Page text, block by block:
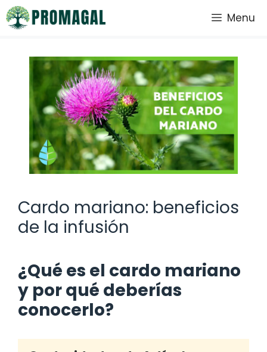
Saltar
al
Menu
Cardo mariano: beneficios
de la infusión
¿Qué es el cardo mariano
y por qué deberías
conocerlo?